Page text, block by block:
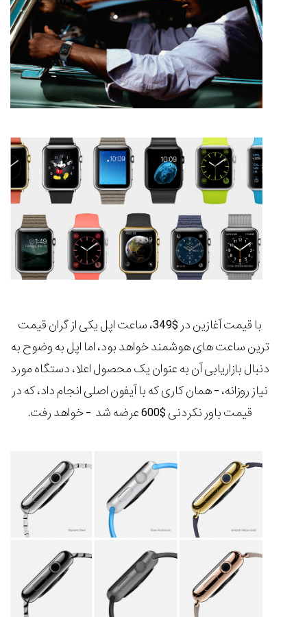
باقیمت آغازین در $349
، ساعت اپل یکی از گران قیمت
ترین ساعت های هوشمند خواهد بود، اما اپل به وضوح به
دنبال بازاریابی آن به عنوان یک محصول اعلا، دستگاه مورد
نیاز روزانه، - همان کاری که با آیفون اصلی انجام داد، که در
قیمت باور نکردنی $600 عرضه شد - خواهد رفت.